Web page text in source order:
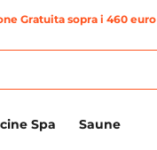
Gratuita sopra i 460 euro
Spa Saune